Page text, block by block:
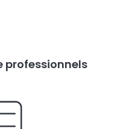
professionnels